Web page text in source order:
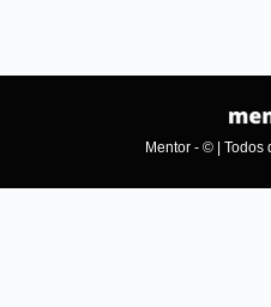
Mentor - © | Todos